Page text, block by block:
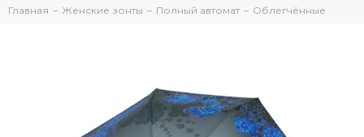
Главная Женские зонты Полный автомат Облегчённые